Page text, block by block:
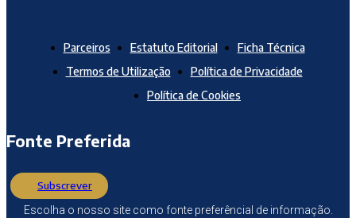
Parceiros Estatuto Editorial
Ficha Técnica
Termos de Utilização
Política de Privacidade
Política de Cookies
Fonte Preferida
Subscrever
Escolha o nosso site como fonte preferêncial de informação.